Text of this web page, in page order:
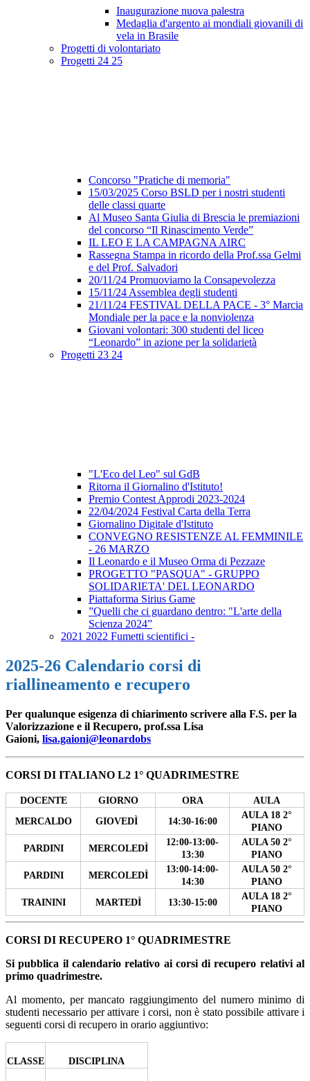
Inaugurazione nuova palestra
Medaglia d'argento ai mondiali giovanili di
vela in Brasile
Progetti di volontariato
Progetti 24 25
Concorso "Pratiche di memoria"
15/03/2025 Corso BSLD per i nostri studenti
delle classi quarte
Al Museo Santa Giulia di Brescia le premiazioni
del concorso “Il Rinascimento Verde”
IL LEO E LA CAMPAGNA AIRC
Rassegna Stampa in ricordo della Prof.ssa Gelmi
e del Prof. Salvadori
20/11/24 Promuoviamo la Consapevolezza
15/11/24 Assemblea degli studenti
21/11/24 FESTIVAL DELLA PACE - 3° Marcia
Mondiale per la pace e la nonviolenza
Giovani volontari: 300 studenti del liceo
“Leonardo” in azione per la solidarietà
Progetti 23 24
"L'Eco del Leo" sul GdB
Ritorna il Giornalino d'Istituto!
Premio Contest Approdi 2023-2024
22/04/2024 Festival Carta della Terra
Giornalino Digitale d'Istituto
CONVEGNO RESISTENZE AL FEMMINILE
- 26 MARZO
Il Leonardo e il Museo Orma di Pezzaze
PROGETTO "PASQUA" - GRUPPO
SOLIDARIETA' DEL LEONARDO
Piattaforma Sirius Game
”Quelli che ci guardano dentro: "L'arte della
Scienza 2024”
2021 2022 Fumetti scientifici -
2025-26 Calendario corsi di
riallineamento e recupero
Per qualunque esigenza di chiarimento scrivere alla F.S. per la
Valorizzazione e il Recupero, prof.ssa Lisa
Gaioni, lisa.gaioni@leonardobs
CORSI DI ITALIANO L2 1° QUADRIMESTRE
DOCENTE GIORNO ORA
AULA
MERCALDO
GIOVEDÌ 14:30-16:00
AULA 18 2°
PIANO
PARDINI
MERCOLEDÌ
12:00-13:00-
13:30
AULA 50 2°
PIANO
PARDINI
MERCOLEDÌ
13:00-14:00-
14:30
AULA 50 2°
PIANO
TRAININI
MARTEDÌ 13:30-15:00
AULA 18 2°
PIANO
CORSI DI RECUPERO 1° QUADRIMESTRE
Si pubblica il calendario relativo ai corsi di recupero relativi al
primo quadrimestre.
Al momento, per mancato raggiungimento del numero minimo di
studenti necessario per attivare i corsi, non è stato possibile attivare i
seguenti corsi di recupero in orario aggiuntivo:
CLASSE DISCIPLINA